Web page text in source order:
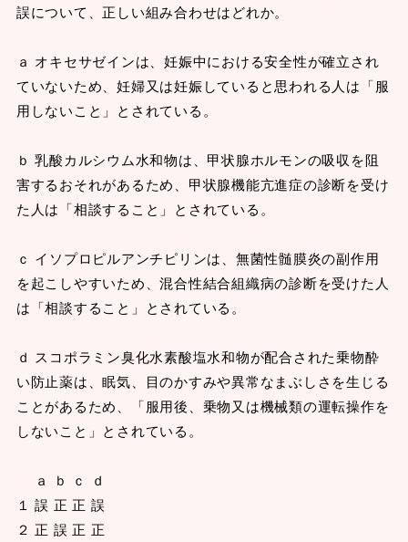
誤について、正しい組み合わせはどれか。
ａ オキセサゼインは、妊娠中における安全性が確立され
ていないため、妊婦又は妊娠していると思われる人は「服
用しないこと」とされている。
ｂ 乳酸カルシウム水和物は、甲状腺ホルモンの吸収を阻
害するおそれがあるため、甲状腺機能亢進症の診断を受け
た人は「相談すること」とされている。
ｃ イソプロピルアンチピリンは、無菌性髄膜炎の副作用
を起こしやすいため、混合性結合組織病の診断を受けた人
は「相談すること」とされている。
ｄ スコポラミン臭化水素酸塩水和物が配合された乗物酔
い防止薬は、眠気、目のかすみや異常なまぶしさを生じる
ことがあるため、「服用後、乗物又は機械類の運転操作を
しないこと」とされている。
ａ ｂ ｃ ｄ
１ 誤 正 正 誤
２ 正 誤 正 正